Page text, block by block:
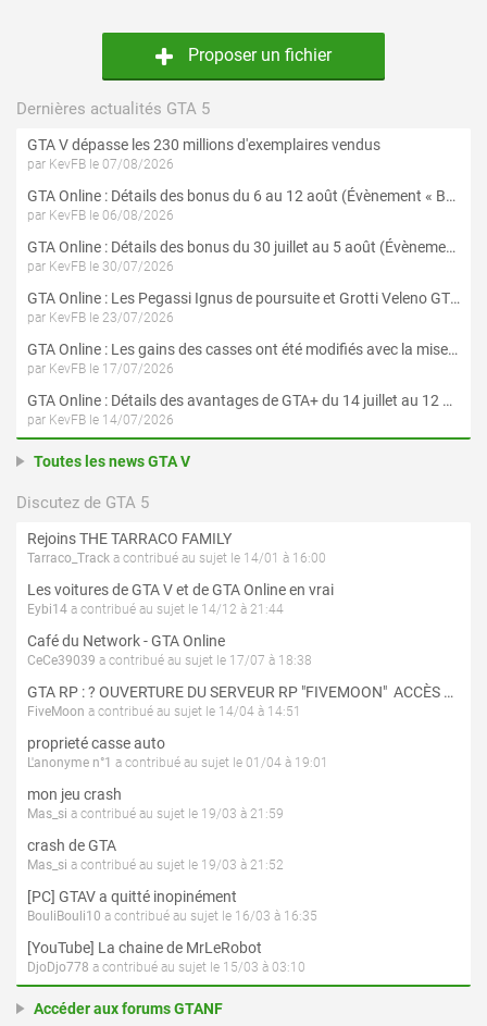
Proposer un fichier
Dernières actualités GTA 5
GTA V dépasse les 230 millions d'exemplaires vendus
par KevFB le 07/08/2026
GTA Online : Détails des bonus du 6 au 12 août (Évènement « Braquages de l'été » - Suite et fin)
par KevFB le 06/08/2026
GTA Online : Détails des bonus du 30 juillet au 5 août (Évènement « Braquages d'été »)
par KevFB le 30/07/2026
GTA Online : Les Pegassi Ignus de poursuite et Grotti Veleno GT sont maintenant disponibles
par KevFB le 23/07/2026
GTA Online : Les gains des casses ont été modifiés avec la mise à jour « Le Braquage du Kortz Center »
par KevFB le 17/07/2026
GTA Online : Détails des avantages de GTA+ du 14 juillet au 12 août
par KevFB le 14/07/2026
Toutes les news GTA V
Discutez de GTA 5
Rejoins THE TARRACO FAMILY
Tarraco_Track a contribué au sujet le 14/01 à 16:00
Les voitures de GTA V et de GTA Online en vrai
Eybi14 a contribué au sujet le 14/12 à 21:44
Café du Network - GTA Online
CeCe39039 a contribué au sujet le 17/07 à 18:38
GTA RP : ? OUVERTURE DU SERVEUR RP "FIVEMOON"  ACCÈS LIBRE ?
FiveMoon a contribué au sujet le 14/04 à 14:51
proprieté casse auto
L'anonyme n°1 a contribué au sujet le 01/04 à 19:01
mon jeu crash
Mas_si a contribué au sujet le 19/03 à 21:59
crash de GTA
Mas_si a contribué au sujet le 19/03 à 21:52
[PC] GTAV a quitté inopinément
BouliBouli10 a contribué au sujet le 16/03 à 16:35
[YouTube] La chaine de MrLeRobot
DjoDjo778 a contribué au sujet le 15/03 à 03:10
Accéder aux forums GTANF